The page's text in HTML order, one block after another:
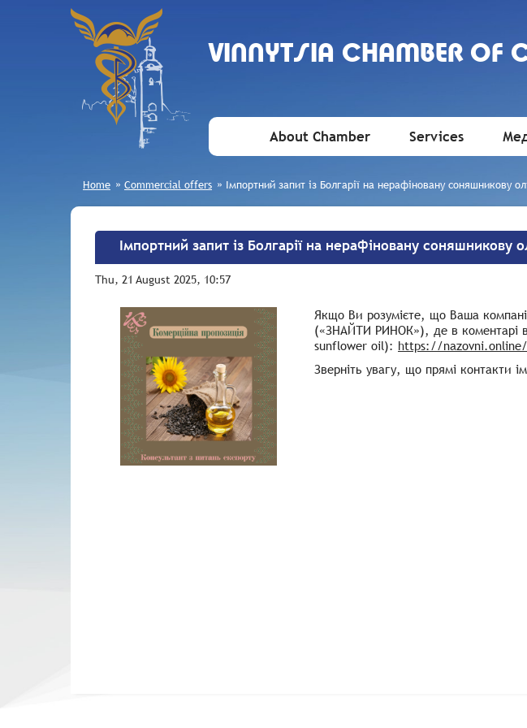
VINNYTSIA CHAMBER OF
About Chamber Services
Home » Commercial offers » Імпортний запит із Болгарії на нерафіновану соняшникову
Імпортний запит із Болгарії на нерафіновану соняшникову
Thu, 21 August 2025, 10:57
Якщо Ви розумієте, що Ваша
(«ЗНАЙТИ РИНОК»), де в коментарі
sunflower oil): https://nazovni.online/
Зверніть увагу, що прямі контакти